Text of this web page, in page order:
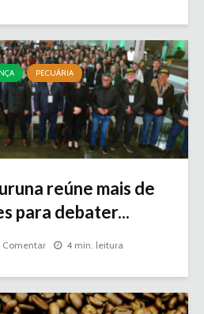
PECUÁRIA
reúne mais de
para debater...
Comentar 4 min. leitura